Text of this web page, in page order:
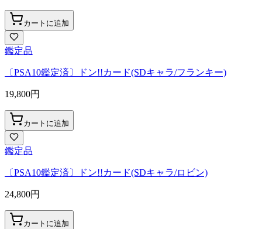
カートに追加
鑑定品
〔PSA10鑑定済〕ドン!!カード(SDキャラ/フランキー)
19,800円
カートに追加
鑑定品
〔PSA10鑑定済〕ドン!!カード(SDキャラ/ロビン)
24,800円
カートに追加